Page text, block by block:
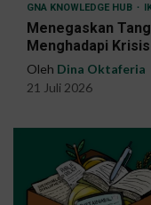
GNA KNOWLEDGE HUB
Menegaskan
Menghadapi
Oleh Dina Oktaferia
21 Juli 2026